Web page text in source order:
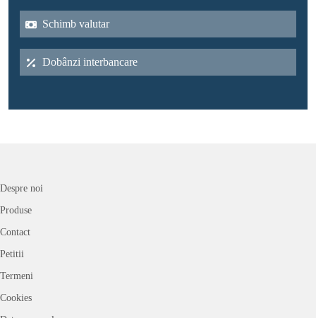
Schimb valutar
Dobânzi interbancare
Despre noi
Produse
Contact
Petitii
Termeni
Cookies